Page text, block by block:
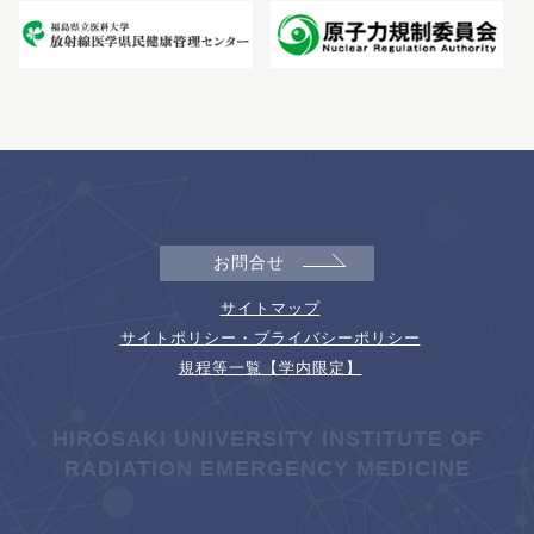
お問合せ
サイトマップ
サイトポリシー・プライバシーポリシー
規程等一覧【学内限定】
HIROSAKI UNIVERSITY INSTITUTE OF
RADIATION EMERGENCY MEDICINE